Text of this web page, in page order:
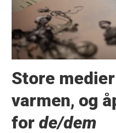
Store
varmen, og
for de/dem